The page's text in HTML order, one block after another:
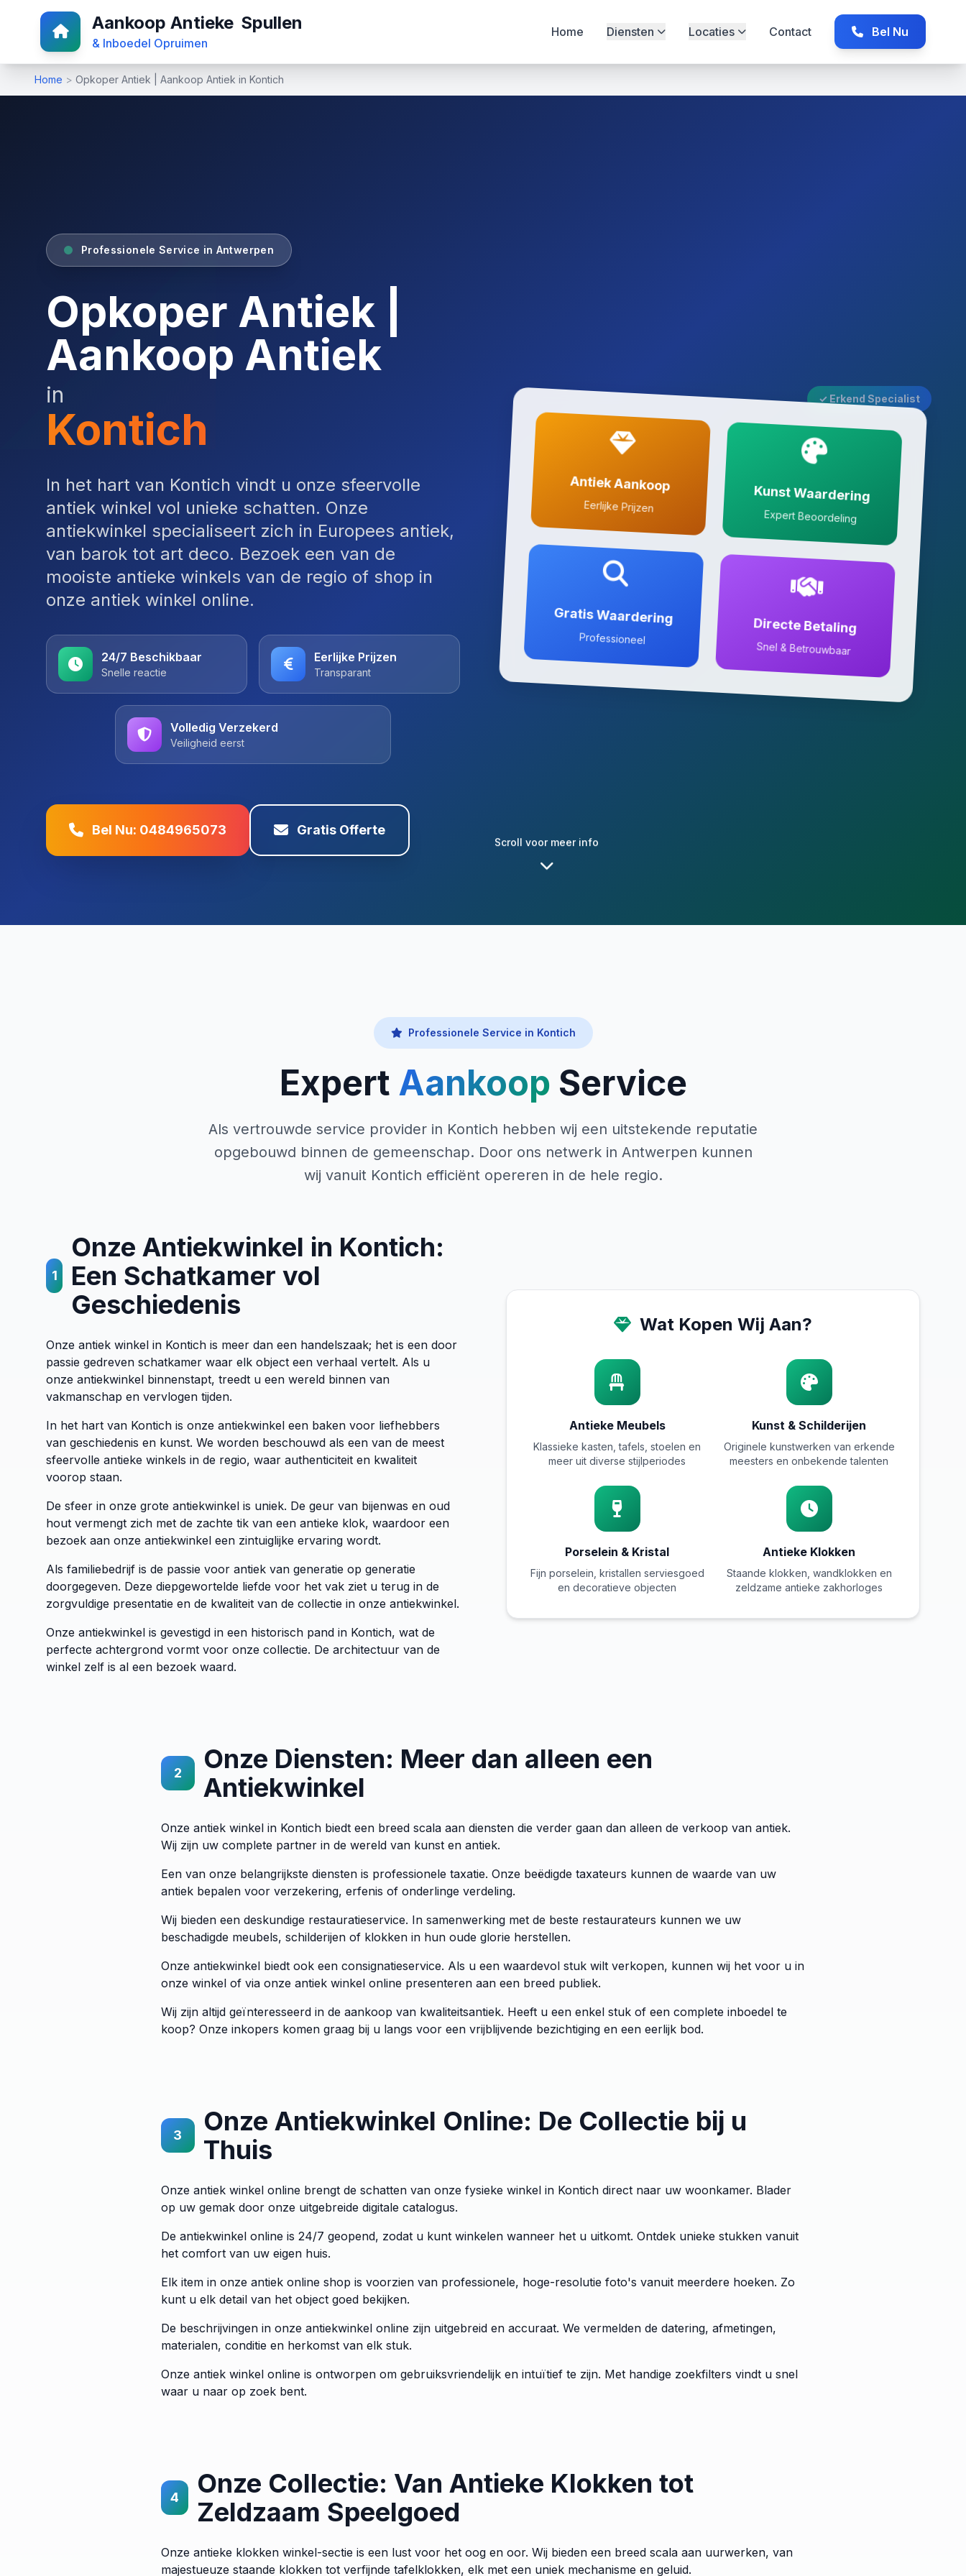
Aankoop Antieke Spullen
& Inboedel Opruimen
Home Diensten Locaties Contact Bel Nu
Home > Opkoper Antiek | Aankoop Antiek in Kontich
Professionele Service in Antwerpen
Opkoper Antiek |
Aankoop Antiek
in
Kontich
In het hart van Kontich vindt u onze sfeervolle
antiek winkel vol unieke schatten. Onze
antiekwinkel specialiseert zich in Europees antiek,
van barok tot art deco. Bezoek een van de
mooiste antieke winkels van de regio of shop in
onze antiek winkel online.
24/7 Beschikbaar
Snelle reactie
Eerlijke Prijzen
Transparant
Volledig Verzekerd
Veiligheid eerst
Bel Nu: 0484965073 Gratis Offerte
Antiek Aankoop
Eerlijke Prijzen
Kunst Waardering
Expert Beoordeling
Gratis Waardering
Professioneel
Directe Betaling
Snel & Betrouwbaar
✓ Erkend Specialist
Professionele Service in Kontich
Expert Aankoop Service
Als vertrouwde service provider in Kontich hebben wij een uitstekende reputatie
opgebouwd binnen de gemeenschap. Door ons netwerk in Antwerpen kunnen
wij vanuit Kontich efficiënt opereren in de hele regio.
1
Onze Antiekwinkel in Kontich:
Een Schatkamer vol
Geschiedenis
Onze antiek winkel in Kontich is meer dan een handelszaak; het is een door
passie gedreven schatkamer waar elk object een verhaal vertelt. Als u
onze antiekwinkel binnenstapt, treedt u een wereld binnen van
vakmanschap en vervlogen tijden.
In het hart van Kontich is onze antiekwinkel een baken voor liefhebbers
van geschiedenis en kunst. We worden beschouwd als een van de meest
sfeervolle antieke winkels in de regio, waar authenticiteit en kwaliteit
voorop staan.
De sfeer in onze grote antiekwinkel is uniek. De geur van bijenwas en oud
hout vermengt zich met de zachte tik van een antieke klok, waardoor een
bezoek aan onze antiekwinkel een zintuiglijke ervaring wordt.
Als familiebedrijf is de passie voor antiek van generatie op generatie
doorgegeven. Deze diepgewortelde liefde voor het vak ziet u terug in de
zorgvuldige presentatie en de kwaliteit van de collectie in onze antiekwinkel.
Onze antiekwinkel is gevestigd in een historisch pand in Kontich, wat de
perfecte achtergrond vormt voor onze collectie. De architectuur van de
winkel zelf is al een bezoek waard.
Wat Kopen Wij Aan?
Antieke Meubels
Klassieke kasten, tafels, stoelen en
meer uit diverse stijlperiodes
Kunst & Schilderijen
Originele kunstwerken van erkende
meesters en onbekende talenten
Porselein & Kristal
Fijn porselein, kristallen serviesgoed
en decoratieve objecten
Antieke Klokken
Staande klokken, wandklokken en
zeldzame antieke zakhorloges
2
Onze Diensten: Meer dan alleen een
Antiekwinkel
Onze antiek winkel in Kontich biedt een breed scala aan diensten die verder gaan dan alleen de verkoop van antiek.
Wij zijn uw complete partner in de wereld van kunst en antiek.
Een van onze belangrijkste diensten is professionele taxatie. Onze beëdigde taxateurs kunnen de waarde van uw
antiek bepalen voor verzekering, erfenis of onderlinge verdeling.
Wij bieden een deskundige restauratieservice. In samenwerking met de beste restaurateurs kunnen we uw
beschadigde meubels, schilderijen of klokken in hun oude glorie herstellen.
Onze antiekwinkel biedt ook een consignatieservice. Als u een waardevol stuk wilt verkopen, kunnen wij het voor u in
onze winkel of via onze antiek winkel online presenteren aan een breed publiek.
Wij zijn altijd geïnteresseerd in de aankoop van kwaliteitsantiek. Heeft u een enkel stuk of een complete inboedel te
koop? Onze inkopers komen graag bij u langs voor een vrijblijvende bezichtiging en een eerlijk bod.
3
Onze Antiekwinkel Online: De Collectie bij u
Thuis
Onze antiek winkel online brengt de schatten van onze fysieke winkel in Kontich direct naar uw woonkamer. Blader
op uw gemak door onze uitgebreide digitale catalogus.
De antiekwinkel online is 24/7 geopend, zodat u kunt winkelen wanneer het u uitkomt. Ontdek unieke stukken vanuit
het comfort van uw eigen huis.
Elk item in onze antiek online shop is voorzien van professionele, hoge-resolutie foto's vanuit meerdere hoeken. Zo
kunt u elk detail van het object goed bekijken.
De beschrijvingen in onze antiekwinkel online zijn uitgebreid en accuraat. We vermelden de datering, afmetingen,
materialen, conditie en herkomst van elk stuk.
Onze antiek winkel online is ontworpen om gebruiksvriendelijk en intuïtief te zijn. Met handige zoekfilters vindt u snel
waar u naar op zoek bent.
4
Onze Collectie: Van Antieke Klokken tot
Zeldzaam Speelgoed
Onze antieke klokken winkel-sectie is een lust voor het oog en oor. Wij bieden een breed scala aan uurwerken, van
majestueuze staande klokken tot verfijnde tafelklokken, elk met een uniek mechanisme en geluid.